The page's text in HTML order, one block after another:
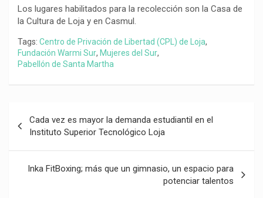
Los lugares habilitados para la recolección son la Casa de
la Cultura de Loja y en Casmul.
Tags: Centro de Privación de Libertad (CPL) de Loja,
Fundación Warmi Sur, Mujeres del Sur,
Pabellón de Santa Martha
de
entradas
Cada vez es mayor la demanda estudiantil en el
Instituto Superior Tecnológico Loja
Inka FitBoxing; más que un gimnasio, un espacio para
potenciar talentos